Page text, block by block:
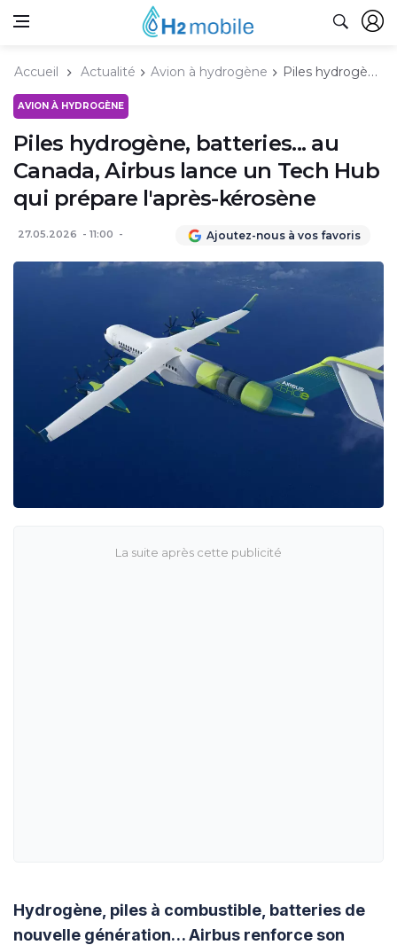
Accueil Actualité Avion à hydrogène Piles hydrogène, batteries... au Canada, Airbus lance un Tech Hub qui prépare l'après-kérosène
AVION À HYDROGÈNE
Piles hydrogène, batteries... au
Canada, Airbus lance un Tech Hub
qui prépare l'après-kérosène
27.05.2026 11:00 Ajoutez-nous à vos favoris
Hydrogène, piles à combustible, batteries de
nouvelle génération… Airbus renforce son